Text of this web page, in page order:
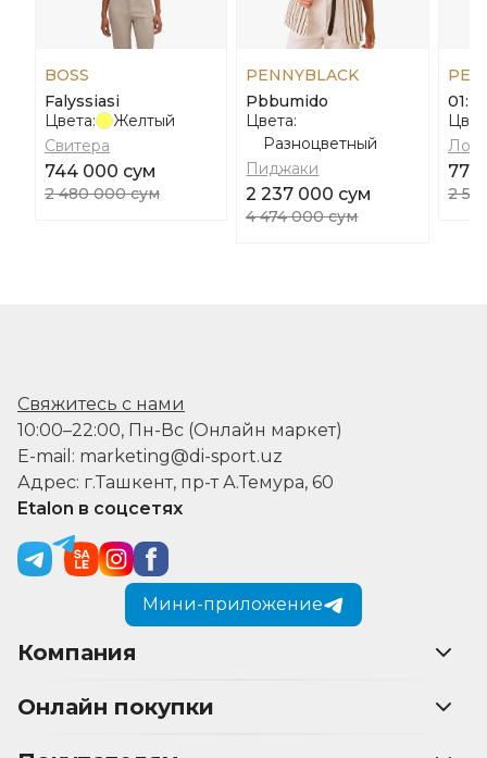
BOSS
Falyssiasi
Цвета:
Желтый
Свитера
744 000 сум
2 480 000 сум
PENNYBLACK
Pbbumido
Цвета:
Разноцветный
Пиджаки
2 237 000 сум
4 474 000 сум
01:
776
2
Свяжитесь с нами
10:00–22:00, Пн-Вс (Онлайн маркет)
E-mail: marketing@di-sport.uz
Адрес: г.Ташкент, пр-т А.Темура, 60
Etalon в соцсетях
Мини-приложение
Компания
Онлайн покупки